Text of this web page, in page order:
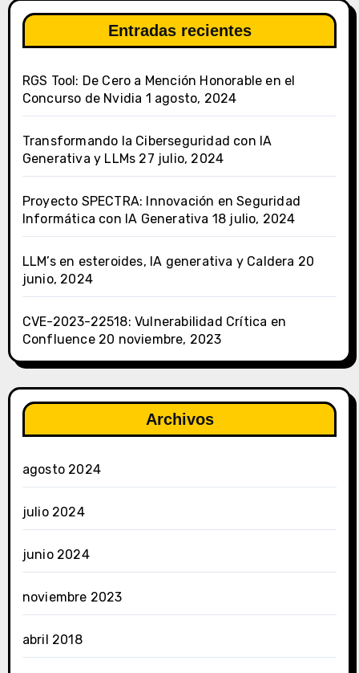
Entradas recientes
RGS Tool: De Cero a Mención Honorable en el
Concurso de Nvidia 1 agosto, 2024
Transformando la Ciberseguridad con IA
Generativa y LLMs 27 julio, 2024
Proyecto SPECTRA: Innovación en Seguridad
Informática con IA Generativa 18 julio, 2024
LLM’s en esteroides, IA generativa y Caldera 20
junio, 2024
CVE-2023-22518: Vulnerabilidad Crítica en
Confluence 20 noviembre, 2023
Archivos
agosto 2024
julio 2024
junio 2024
noviembre 2023
abril 2018